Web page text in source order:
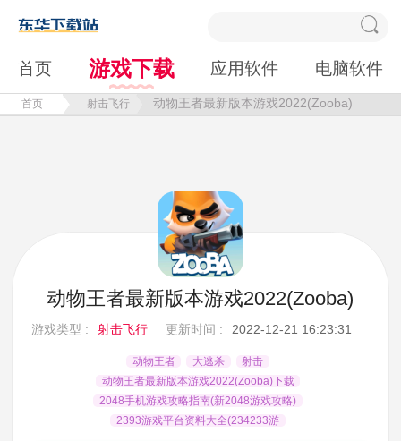
首页 游戏下载 应用软件 电脑软件
首页 射击飞行 动物王者最新版本游戏2022(Zooba)
动物王者最新版本游戏2022(Zooba)
游戏类型 : 射击飞行 更新时间 : 2022-12-21 16:23:31
动物王者 大逃杀
射击
动物王者最新版本游戏2022(Zooba)下载
2048手机游戏攻略指南(新2048游戏攻略)
2393游戏平台资料大全(234233游